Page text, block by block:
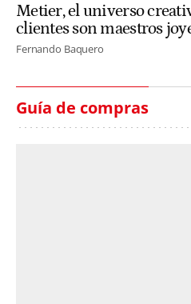
Metier, el universo
clientes son maestros
Fernando Baquero
Guía de compras